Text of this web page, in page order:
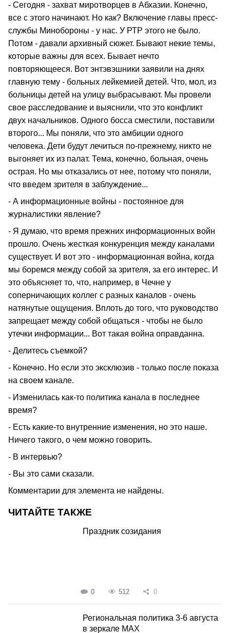
- Сегодня - захват миротворцев в Абхазии. Конечно,
все с этого начинают. Но как? Включение главы пресс-
службы Минобороны - у нас. У РТР этого не было.
Потом - давали архивный сюжет. Бывают некие темы,
которые важны для всех. Бывает нечто
повторяющееся. Вот энтэвэшники заявили на днях
главную тему - больных лейкемией детей. Что, мол, из
больницы детей на улицу выбрасывают. Мы провели
свое расследование и выяснили, что это конфликт
двух начальников. Одного босса сместили, поставили
второго... Мы поняли, что это амбиции одного
человека. Дети будут лечиться по-прежнему, никто не
выгоняет их из палат. Тема, конечно, больная, очень
острая. Но мы отказались от нее, потому что поняли,
что введем зрителя в заблуждение...
- А информационные войны - постоянное для
журналистики явление?
- Я думаю, что время прежних информационных войн
прошло. Очень жесткая конкуренция между каналами
существует. И вот это - информационная война, когда
мы боремся между собой за зрителя, за его интерес. И
это объясняет то, что, например, в Чечне у
соперничающих коллег с разных каналов - очень
натянутые ощущения. Вплоть до того, что руководство
запрещает между собой общаться - чтобы не было
утечки информации... Вот такая война оправданна.
- Делитесь съемкой?
- Конечно. Но если это эксклюзив - только после показа
на своем канале.
- Изменилась как-то политика канала в последнее
время?
- Есть какие-то внутренние изменения, но это наше.
Ничего такого, о чем можно говорить.
- В интервью?
- Вы это сами сказали.
Комментарии для элемента не найдены.
ЧИТАЙТЕ ТАКЖЕ
Праздник созидания
0 512 0
Региональная политика 3-6 августа
в зеркале MAX